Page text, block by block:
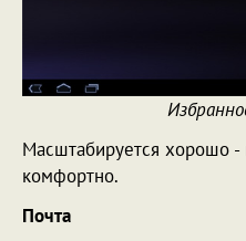
Масштабируется хорошо -
комфортно.
Почта